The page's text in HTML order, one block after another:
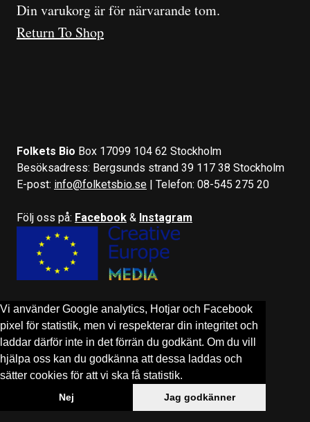
Vi använder Google analytics, Hotjar och Facebook
pixel för statistik, men vi respekterar din integritet och
laddar därför inte in det förrän du godkänt. Om du vill
hjälpa oss kan du godkänna att dessa laddas och
sätter cookies för att vi ska få statistik.
Nej Jag godkänner
Din varukorg är för närvarande tom.
Return To Shop
Folkets Bio Box 17099 104 62 Stockholm
Besöksadress: Bergsunds strand 39 117 38 Stockholm
E-post: info@folketsbio.se | Telefon: 08-545 275 20
Följ oss på: Facebook & Instagram